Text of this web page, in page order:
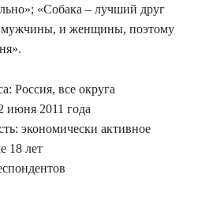
«Собака – лучший друг
мужчины, и женщины, поэтому
Россия, все округа
июня 2011 года
экономически активное
18 лет